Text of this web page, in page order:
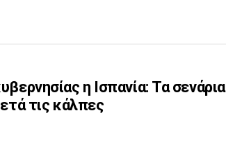
η Ισπανία: Τα σενάρια
τις κάλπες